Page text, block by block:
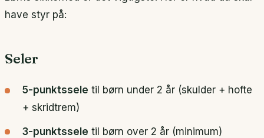
have styr på:
Seler
5-punktssele til børn under 2 år (skulder + hofte
+ skridtrem)
3-punktssele til børn over 2 år (minimum)